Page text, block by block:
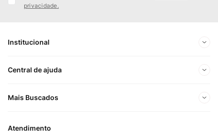
privacidade.
Institucional
Sobre Nós
Privacidade e Segurança
Central de ajuda
Minha conta
Acompanhe seu pedido
Mais Buscados
Atendimento